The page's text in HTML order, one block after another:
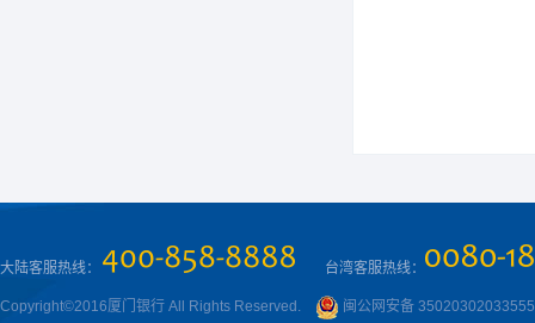
大陆客服热线： 台湾客服热线：
Copyright©2016厦门银行 All Rights Reserved. 闽公网安备